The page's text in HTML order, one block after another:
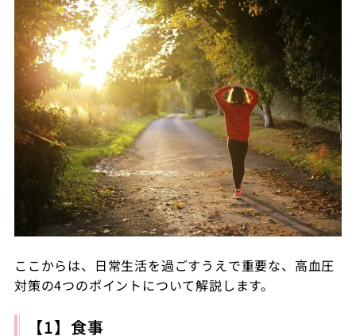
ここからは、日常生活を過ごすうえで重要な、高血圧
対策の4つのポイントについて解説します。
【1】食事